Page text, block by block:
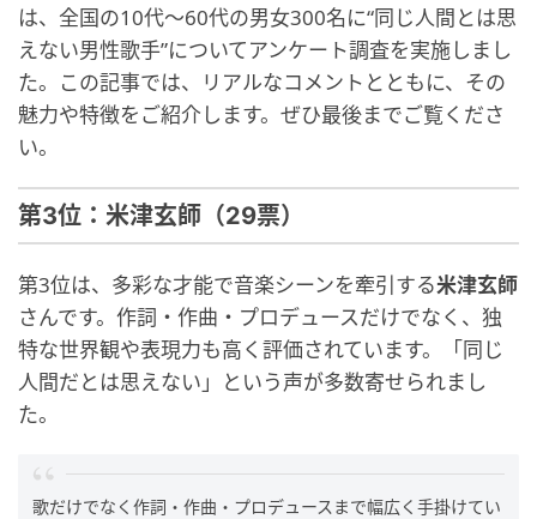
は、全国の10代〜60代の男女300名に“同じ人間とは思
えない男性歌手”についてアンケート調査を実施しまし
た。この記事では、リアルなコメントとともに、その
魅力や特徴をご紹介します。ぜひ最後までご覧くださ
い。
第3位：米津玄師（29票）
第3位は、多彩な才能で音楽シーンを牽引する米津玄師
さんです。作詞・作曲・プロデュースだけでなく、独
特な世界観や表現力も高く評価されています。「同じ
人間だとは思えない」という声が多数寄せられまし
た。
歌だけでなく作詞・作曲・プロデュースまで幅広く手掛けてい